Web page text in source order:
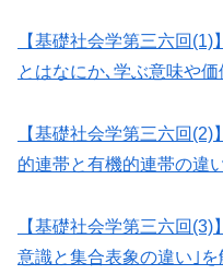
【基礎社会学第三六回
とはなにか､学ぶ意味や
【基礎社会学第三六回
的連帯と有機的連帯の違
【基礎社会学第三六回
意識と集合表象の違い｣を